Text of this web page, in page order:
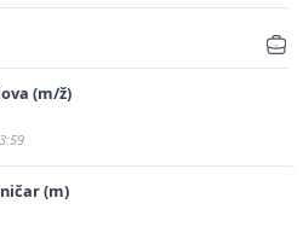
(m/ž)
(m)